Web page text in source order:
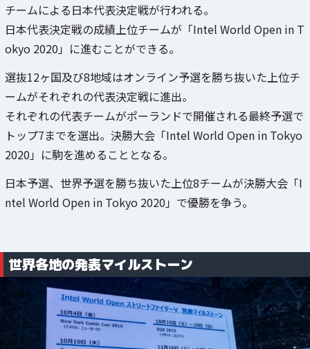
チームによる日本代表決定戦が行われる。
日本代表決定戦の成績上位チームが「Intel World Open in T
okyo 2020」に進むことができる。
選抜12ヶ国及び8地域はオンライン予選を勝ち抜いた上位チ
ームがそれぞれの代表決定戦に進出。
それぞれの代表チームがポーランドで開催される最終予選で
トップ7までを選出。決勝大会「Intel World Open in Tokyo
2020」に駒を進めることとなる。
日本予選、世界予選を勝ち抜いた上位8チームが決勝大会「I
ntel World Open in Tokyo 2020」で優勝を争う。
世界各地の発表マイルストーン